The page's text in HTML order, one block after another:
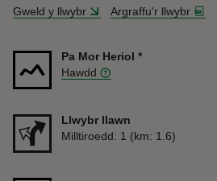
Gweld y llwybr Argraffu'r llwybr
Pa Mor Heriol *
Hawdd
Llwybr llawn
Pellter
Milltiroedd: 1 (km: 1.6)